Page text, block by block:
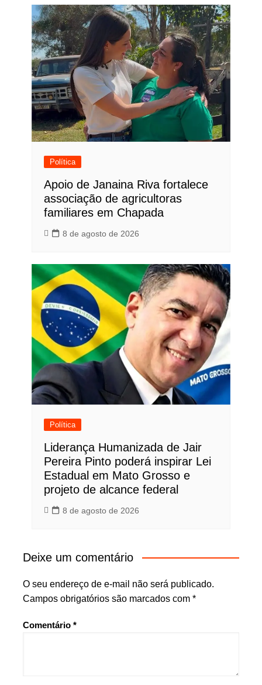
Política
Apoio de Janaina Riva fortalece
associação de agricultoras
familiares em Chapada
8 de agosto de 2026
Política
Liderança Humanizada de Jair
Pereira Pinto poderá inspirar Lei
Estadual em Mato Grosso e
projeto de alcance federal
8 de agosto de 2026
Deixe um comentário
O seu endereço de e-mail não será publicado.
Campos obrigatórios são marcados com *
Comentário *